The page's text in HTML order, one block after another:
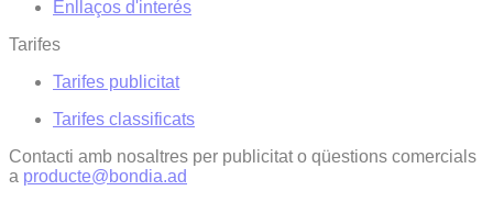
Enllaços d'interés
Tarifes
Tarifes publicitat
Tarifes classificats
Contacti amb nosaltres per publicitat o qüestions comercials
a producte@bondia.ad